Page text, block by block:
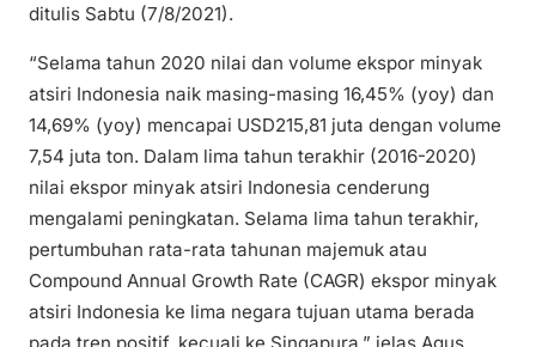
ditulis Sabtu (7/8/2021).
“Selama tahun 2020 nilai dan volume ekspor minyak
atsiri Indonesia naik masing-masing 16,45% (yoy) dan
14,69% (yoy) mencapai USD215,81 juta dengan volume
7,54 juta ton. Dalam lima tahun terakhir (2016-2020)
nilai ekspor minyak atsiri Indonesia cenderung
mengalami peningkatan. Selama lima tahun terakhir,
pertumbuhan rata-rata tahunan majemuk atau
Compound Annual Growth Rate (CAGR) ekspor minyak
atsiri Indonesia ke lima negara tujuan utama berada